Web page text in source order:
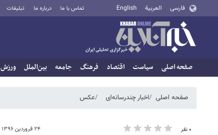
فارسی العربية English تماس با ما درباره ما تبلیغات
صفحه اصلی سیاست اقتصاد فرهنگ جامعه بین‌الملل ورزش
صفحه اصلی اخبار چندرسانه‌ای عکس
۰ نفر ۲۴ فروردین ۱۳۹۶ - ۰۵:۵۰